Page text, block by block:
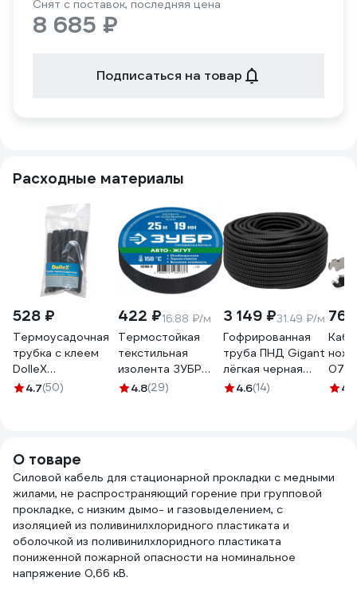
Снят с поставок, последняя цена
8 685 ₽
Подписаться на товар
Расходные материалы
528 ₽
Термоусадочная
трубка с клеем
DolleX
коэффициент
4.7(50)
422 ₽16.88 ₽/м
Термостойкая
текстильная
изолента ЗУБР
Авто-Жгут 19 мм х
4.8(29)
3 149 ₽31.49 ₽/м
Гофрированная
труба ПНД Gigant
лёгкая черная
D20 с зондом,
4.6(14)
07
4.5
О товаре
Силовой кабель для стационарной прокладки с медными
жилами, не распространяющий горение при групповой
прокладке, с низким дымо- и газовыделением, с
изоляцией из поливинилхлоридного пластиката и
оболочкой из поливинилхлоридного пластиката
пониженной пожарной опасности на номинальное
напряжение 0,66 кВ.